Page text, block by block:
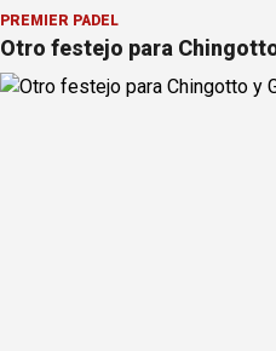
PREMIER PÁDEL
Otro festejo para